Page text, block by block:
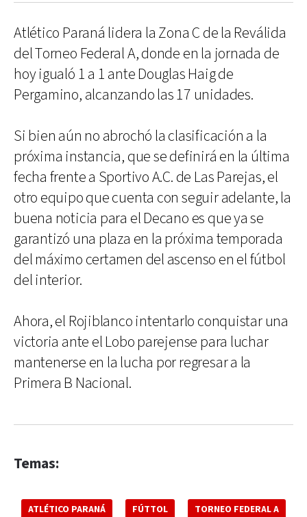
Atlético Paraná lidera la Zona C de la Reválida
del Torneo Federal A, donde en la jornada de
hoy igualó 1 a 1 ante Douglas Haig de
Pergamino, alcanzando las 17 unidades.
Si bien aún no abrochó la clasificación a la
próxima instancia, que se definirá en la última
fecha frente a Sportivo A.C. de Las Parejas, el
otro equipo que cuenta con seguir adelante, la
buena noticia para el Decano es que ya se
garantizó una plaza en la próxima temporada
del máximo certamen del ascenso en el fútbol
del interior.
Ahora, el Rojiblanco intentarlo conquistar una
victoria ante el Lobo parejense para luchar
mantenerse en la lucha por regresar a la
Primera B Nacional.
Temas:
ATLÉTICO PARANÁ FÚTTOL TORNEO FEDERAL A